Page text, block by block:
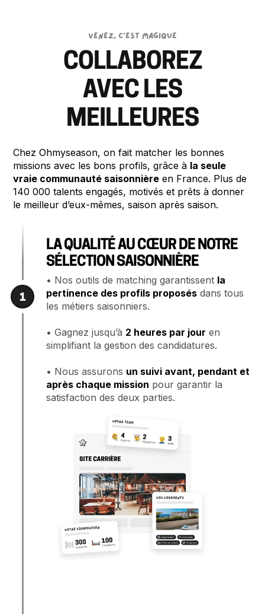
VENEZ, C’EST MAGIQUE
COLLABOREZ
AVEC LES
MEILLEURES
Chez Ohmyseason, on fait matcher les bonnes
missions avec les bons profils, grâce à la seule
vraie communauté saisonnière en France. Plus de
140 000 talents engagés, motivés et prêts à donner
le meilleur d’eux-mêmes, saison après saison.
1
LA QUALITÉ AU CŒUR DE NOTRE
SÉLECTION SAISONNIÈRE
• Nos outils de matching garantissent la
pertinence des profils proposés dans tous
les métiers saisonniers.
• Gagnez jusqu’à 2 heures par jour en
simplifiant la gestion des candidatures.
• Nous assurons un suivi avant, pendant et
après chaque mission pour garantir la
satisfaction des deux parties.